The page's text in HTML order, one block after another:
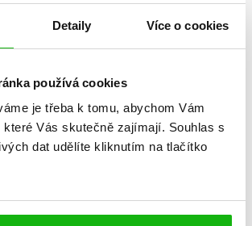
Detaily Více o cookies
používá cookies
je třeba k tomu, abychom Vám
které Vás skutečně zajímají. Souhlas s
dat udělíte kliknutím na tlačítko